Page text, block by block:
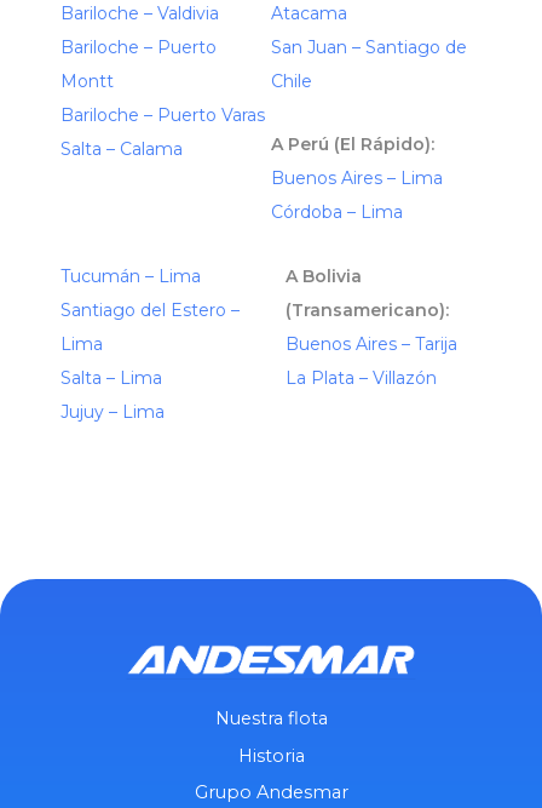
Bariloche – Valdivia
Bariloche – Puerto
Montt
Bariloche – Puerto Varas
Salta – Calama
Atacama
San Juan – Santiago de
Chile
A Perú (El Rápido):
Buenos Aires – Lima
Córdoba – Lima
Tucumán – Lima
Santiago del Estero –
Lima
Salta – Lima
Jujuy – Lima
A Bolivia
(Transamericano):
Buenos Aires – Tarija
La Plata – Villazón
Nuestra flota
Historia
Grupo Andesmar